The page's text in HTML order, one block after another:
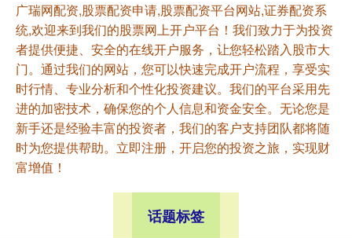
广瑞网配资,股票配资申请,股票配资平台网站,证券配资系
统,欢迎来到我们的股票网上开户平台！我们致力于为投资
者提供便捷、安全的在线开户服务，让您轻松踏入股市大
门。通过我们的网站，您可以快速完成开户流程，享受实
时行情、专业分析和个性化投资建议。我们的平台采用先
进的加密技术，确保您的个人信息和资金安全。无论您是
新手还是经验丰富的投资者，我们的客户支持团队都将随
时为您提供帮助。立即注册，开启您的投资之旅，实现财
富增值！
话题标签